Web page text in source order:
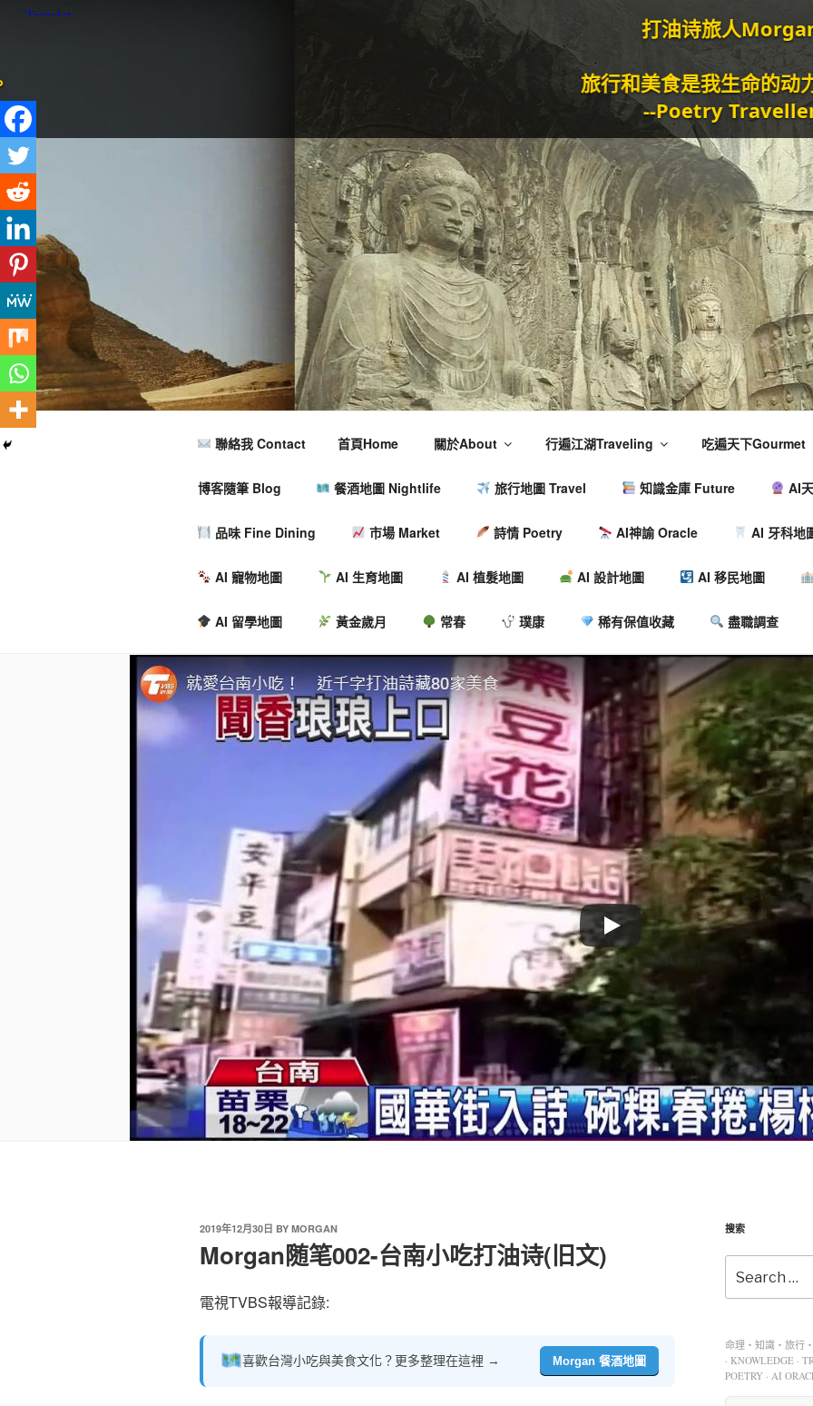
打油诗旅人Morgan
旅行和美食是我生命的动力泉源。
--Poetry Traveller
聯絡我 Contact 首頁Home 關於About 行遍江湖Traveling 吃遍天下Gourmet
博客隨筆 Blog 餐酒地圖 Nightlife 旅行地圖 Travel 知識金庫 Future AI
品味 Fine Dining 市場 Market 詩情 Poetry AI神諭 Oracle AI 牙科地
AI 寵物地圖 AI 生育地圖 AI 植髮地圖 AI 設計地圖 AI 移民地圖
AI 留學地圖 黃金歲月 常春 璞康 稀有保值收藏 盡職調查
2019年12月30日 BY MORGAN
Morgan随笔002-台南小吃打油诗(旧文)
電視TVBS報導記錄:
喜歡台灣小吃與美食文化？更多整理在這裡 → Morgan 餐酒地圖
搜索
命理・知識・旅行
· KNOWLEDGE ·
POETRY · AI